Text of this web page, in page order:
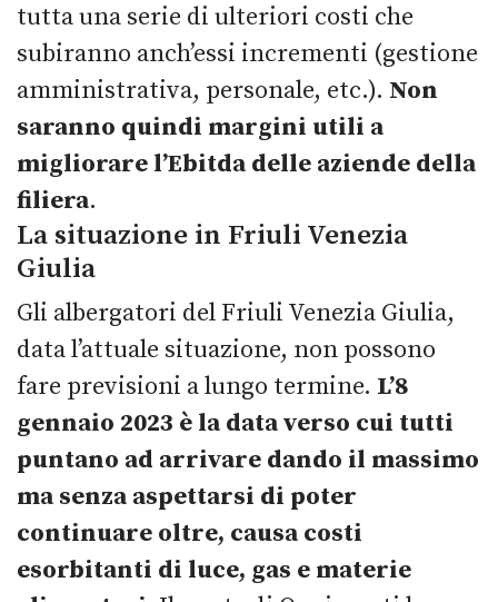
tutta una serie di ulteriori costi che
subiranno anch’essi incrementi (gestione
amministrativa, personale, etc.). Non
saranno quindi margini utili a
migliorare l’Ebitda delle aziende della
filiera.
La situazione in Friuli Venezia
Giulia
Gli albergatori del Friuli Venezia Giulia,
data l’attuale situazione, non possono
fare previsioni a lungo termine. L’8
gennaio 2023 è la data verso cui tutti
puntano ad arrivare dando il massimo
ma senza aspettarsi di poter
continuare oltre, causa costi
esorbitanti di luce, gas e materie